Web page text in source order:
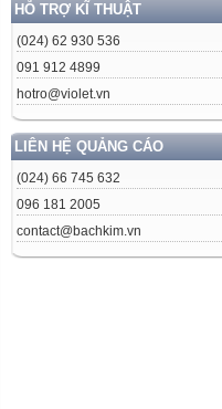
HỖ TRỢ KĨ THUẬT
(024) 62 930 536
091 912 4899
hotro@violet.vn
LIÊN HỆ QUẢNG CÁO
(024) 66 745 632
096 181 2005
contact@bachkim.vn